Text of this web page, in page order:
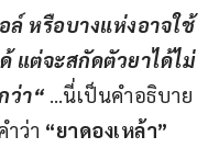
หรือบางแห่งอาจใช้
แต่จะสกัดตัวยาได้ไม่
ว่า“ …นี่เป็นคำอธิบาย
ว่า “ยาดองเหล้า”